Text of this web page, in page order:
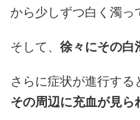
から少しずつ白く濁っ
そして、 徐々にその白
さらに症状が進行する
その周辺に充血が見ら